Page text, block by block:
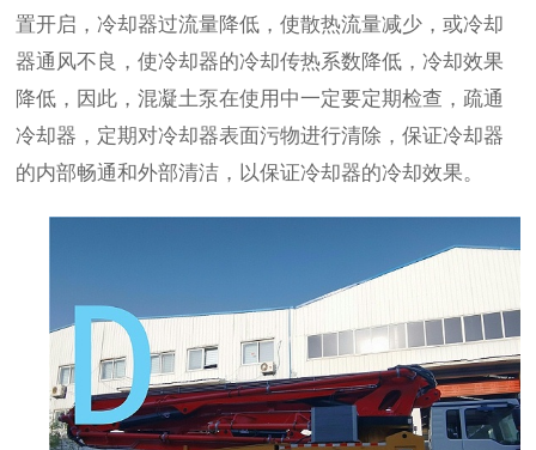
置开启，冷却器过流量降低，使散热流量减少，或冷却
器通风不良，使冷却器的冷却传热系数降低，冷却效果
降低，因此，混凝土泵在使用中一定要定期检查，疏通
冷却器，定期对冷却器表面污物进行清除，保证冷却器
的内部畅通和外部清洁，以保证冷却器的冷却效果。